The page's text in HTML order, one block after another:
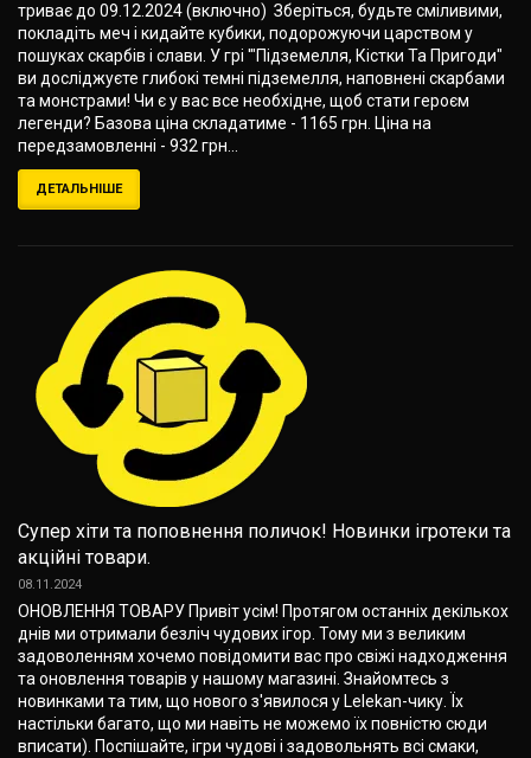
триває до 09.12.2024 (включно) Зберіться, будьте сміливими,
покладіть меч і кидайте кубики, подорожуючи царством у
пошуках скарбів і слави. У грі '"Підземелля, Кістки Та Пригоди"
ви досліджуєте глибокі темні підземелля, наповнені скарбами
та монстрами! Чи є у вас все необхідне, щоб стати героєм
легенди? Базова ціна складатиме - 1165 грн. Ціна на
передзамовленні - 932 грн...
ДЕТАЛЬНІШЕ
Супер хіти та поповнення поличок! Новинки ігротеки та
акційні товари.
08.11.2024
ОНОВЛЕННЯ ТОВАРУ Привіт усім! Протягом останніх декількох
днів ми отримали безліч чудових ігор. Тому ми з великим
задоволенням хочемо повідомити вас про свіжі надходження
та оновлення товарів у нашому магазині. Знайомтесь з
новинками та тим, що нового з'явилося у Lelekan-чику. Їх
настільки багато, що ми навіть не можемо їх повністю сюди
вписати). Поспішайте, ігри чудові і задовольнять всі смаки,